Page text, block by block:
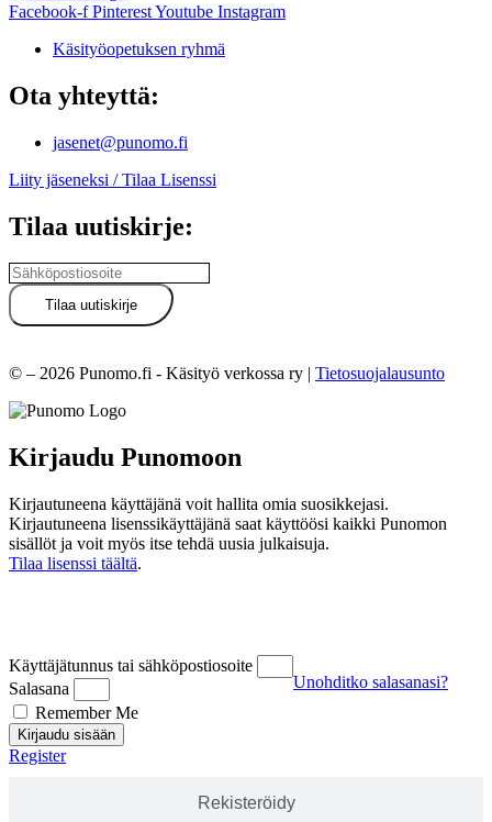
Facebook-f PinterestYoutube Instagram
Käsityöopetuksen ryhmä
Ota yhteyttä:
jasenet@punomo.fi
Liity jäseneksi / Tilaa Lisenssi
Tilaa uutiskirje:
© – 2026 Punomo.fi - Käsityö verkossa ry | Tietosuojalausunto
Kirjaudu Punomoon
Kirjautuneena käyttäjänä voit hallita omia suosikkejasi.
Kirjautuneena lisenssikäyttäjänä saat käyttöösi kaikki Punomon
sisällöt ja voit myös itse tehdä uusia julkaisuja.
Tilaa lisenssi täältä.
Rekisteröidy
Käyttäjätunnus tai sähköpostiosoite
Salasana
Remember Me
Kirjaudu sisään
Register
Unohditko salasanasi?